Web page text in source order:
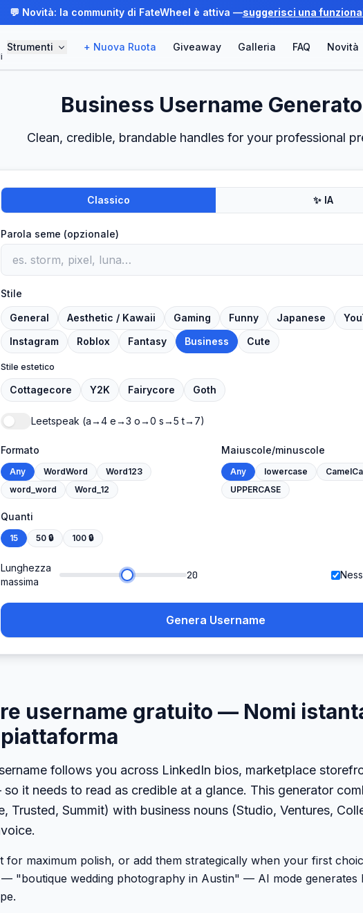
💬 Novità: la community di FateWheel è attiva —suggerisci una
Strumenti + Nuova Ruota Giveaway Galleria FAQ Novità
Business Username
Clean, credible, brandable handles for your professional
Classico ✨ IA
Parola seme (opzionale)
Stile
General Aesthetic / Kawaii Gaming Funny Japanese
Instagram
Roblox Fantasy Business Cute
Stile estetico
Cottagecore Y2K Fairycore Goth
Leetspeak (a→4 e→3 o→0 s→5 t→7)
Formato
Any WordWord
Word123
word_word
Word_12
Maiuscole/minuscole
Any lowercase
UPPERCASE
Quanti
15 50 🔒 100 🔒
Lunghezza
massima
20
Genera Username
username gratuito — Nomi
follows you across LinkedIn bios, marketplace
it needs to read as credible at a glance. This generator
Trusted, Summit) with business nouns (Studio, Ventures,
for maximum polish, or add them strategically when your first
"boutique wedding photography in Austin" — AI mode generates